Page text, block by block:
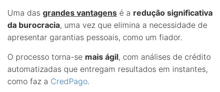
Uma das grandes vantagens é a redução significativa
da burocracia, uma vez que elimina a necessidade de
apresentar garantias pessoais, como um fiador.
O processo torna-se mais ágil, com análises de crédito
automatizadas que entregam resultados em instantes,
como faz a CredPago.